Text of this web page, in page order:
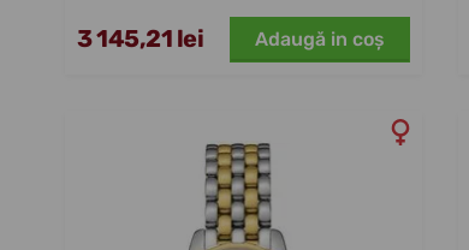
3 145,21 lei Adaugă in coş